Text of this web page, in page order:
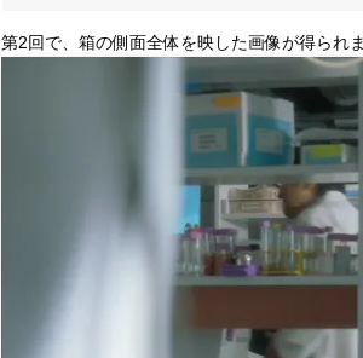
第2回で、箱の側面全体を映した画像が得られ